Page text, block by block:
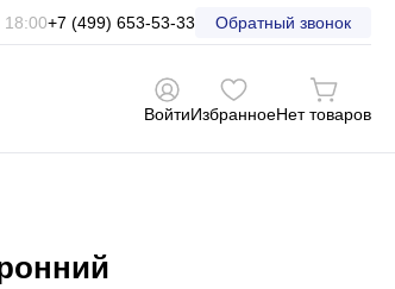
18:00+7 (499) 653-53-33 Обратный звонок
ВойтиИзбранноеНет товаров